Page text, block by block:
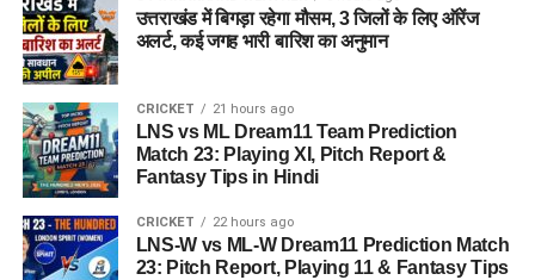
उत्तराखंड में बिगड़ा रहेगा मौसम, 3 जिलों के लिए ऑरेंज
अलर्ट, कई जगह भारी बारिश का अनुमान
CRICKET 21 hours ago
LNS vs ML Dream11 Team Prediction
Match 23: Playing XI, Pitch Report &
Fantasy Tips in Hindi
CRICKET 22 hours ago
LNS-W vs ML-W Dream11 Prediction Match
23: Pitch Report, Playing 11 & Fantasy Tips